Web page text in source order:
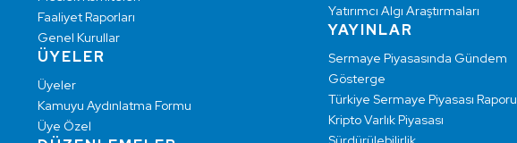
Faaliyet Raporları
Genel Kurullar
ÜYELER
Üyeler
Kamuyu Aydınlatma Formu
Üye Özel
Yatırımcı Algı Araştırmaları
YAYINLAR
Sermaye Piyasasında Gündem
Gösterge
Türkiye Sermaye Piyasası Raporu
Kripto Varlık Piyasası